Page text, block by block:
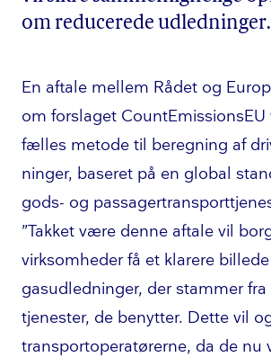
om reducerede udledninger.
En aftale mellem Rådet og
om forslaget Co­un­tE­mis­sions­EU
fælles metode til beregning af
nin­ger, baseret på en global
gods- og
”Takket være denne aftale vil
virksomheder få et klarere
gas­ud­led­nin­ger, der stammer
tje­ne­ster, de benytter. Dette vil
trans­por­to­pe­ra­tø­rer­ne, da de nu